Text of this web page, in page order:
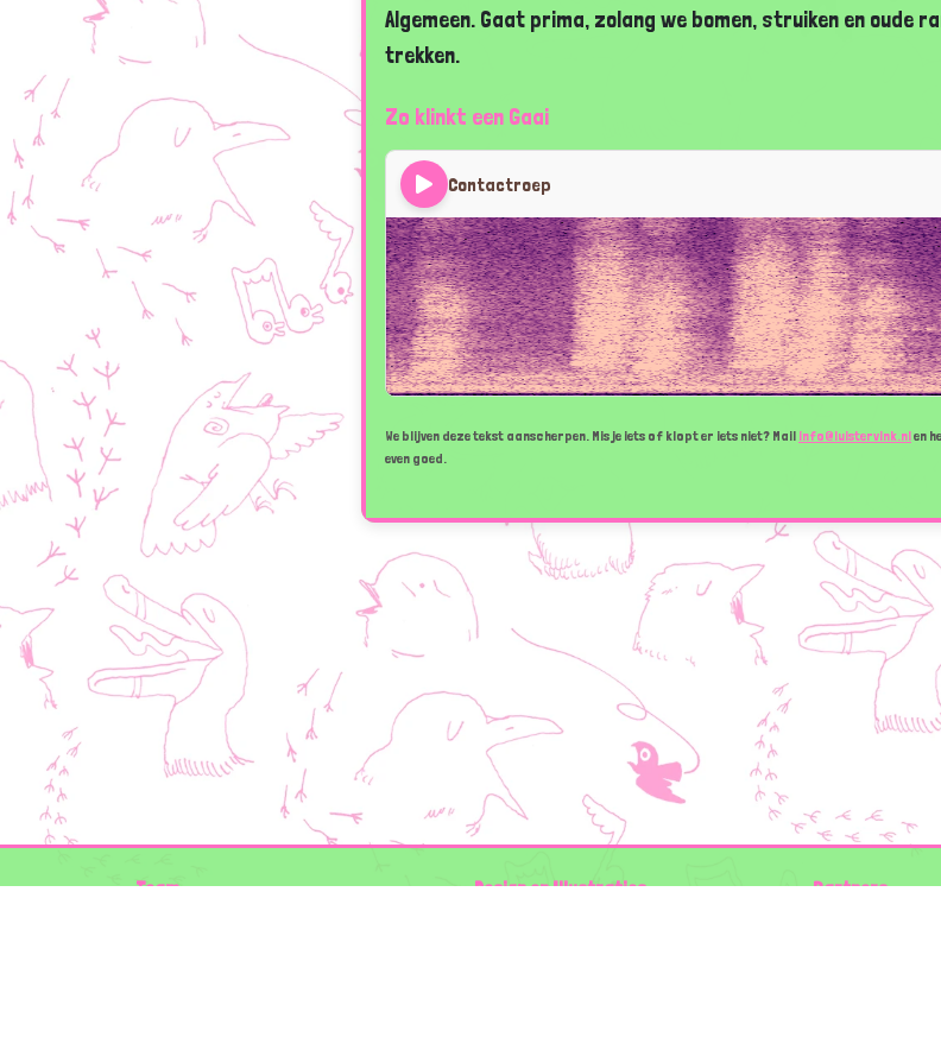
Algemeen. Gaat prima, zolang we bomen, struiken en oude
trekken.
Zo klinkt een Gaai
Contactroep
We blijven deze tekst aanscherpen. Mis je iets of klopt er iets niet? Mail info@luistervink.nlen
even goed.
Team Design en Illustraties Partners